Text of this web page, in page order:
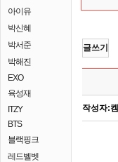
아이유
박신혜
박서준
박해진
EXO
육성재
ITZY
BTS
블랙핑크
레드벨벳
글쓰기
작성자:켐